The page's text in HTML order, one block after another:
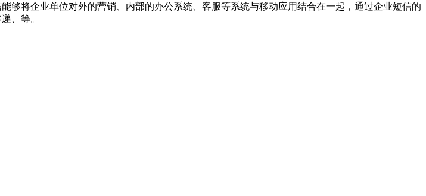
够将企业单位对外的营销、内部的办公系统、客服等系统与移动应用结合在一起，通过企业短信的
、等。